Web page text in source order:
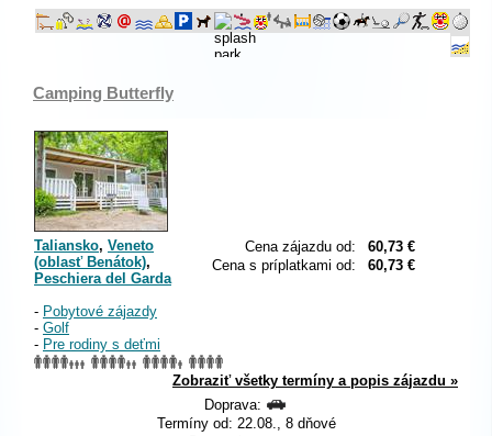
Camping Butterfly
Cena zájazdu od:
60,73 €
Cena s príplatkami od:
60,73 €
Taliansko, Veneto
(oblasť Benátok),
Peschiera del Garda
- Pobytové zájazdy
- Golf
- Pre rodiny s deťmi
Zobraziť všetky termíny a popis zájazdu »
Doprava:
Termíny od: 22.08., 8 dňové